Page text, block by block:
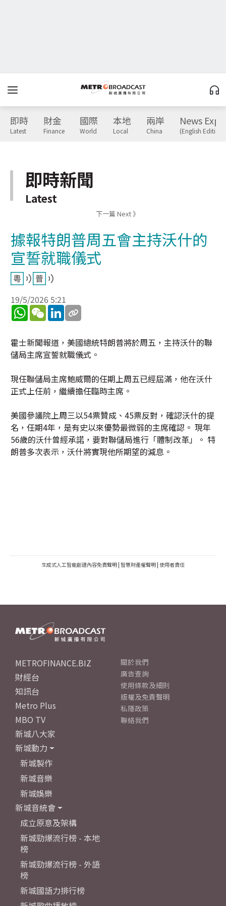
即時
Latest
財金
Finance
國際
World
本地
Local
兩岸
China
News
(English Edition)
即時新聞
Latest
下一篇 Next 》
據報特朗普周五會主持沃什的
宣誓就職儀式
19/5/2026 5:21
WhatsApp
WeChatLinkedIn
霍士新聞報道，美國總統特朗普將於周五，主持沃什的聯
儲局主席宣誓就職儀式。
現任聯儲局主席鮑威爾的任期上周五已經屆滿，他在沃什
正式上任前，繼續擔任臨時主席。
美國參議院上周三以54票贊成、45票反對，確認沃什的提
名，任期4年，是有史以來優勢最微弱的主席確認。 現年
56歲的沃什曾經承諾，要對聯儲局進行「體制改革」。 特
朗普多次表示，沃什將實現他所期望的減息。
生成式人工智能創建內容免責聲明 | 智慧財產權聲明 | 使用者責任
METROFINANCE.BIZ
財經台
知訊台
Metro Plus
MBO TV
新城八大家
新城動力
新城製作
新城音樂
新城娛樂
新城音統會
成立原意及架構
新城勁爆流行榜 - 本地
榜
新城勁爆流行榜 - 外語
榜
新城國語力排行榜
關於我們
廣告查詢
使用條款及細則
版權及免責聲明
私隱政策
聯絡我們